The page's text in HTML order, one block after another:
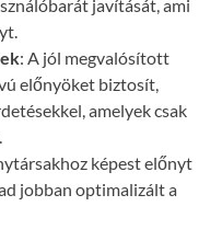
javítását, ami
: A jól megvalósított
előnyöket biztosít,
amelyek csak
képest előnyt
jobban optimalizált a